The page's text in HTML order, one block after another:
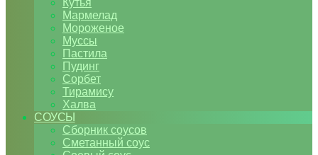
Кутья
Мармелад
Мороженое
Муссы
Пастила
Пудинг
Сорбет
Тирамису
Халва
СОУСЫ
Сборник соусов
Сметанный соус